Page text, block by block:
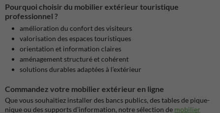
Pourquoi choisir du mobilier extérieur touristique
professionnel ?
amélioration du confort des visiteurs
valorisation des espaces touristiques
orientation et information claires
aménagement structuré et cohérent
solutions durables adaptées à l’extérieur
Commandez votre mobilier extérieur en ligne
Que vous souhaitiez installer des bancs publics, des tables de pique-
nique ou des supports d’information, notre sélection de mobilier